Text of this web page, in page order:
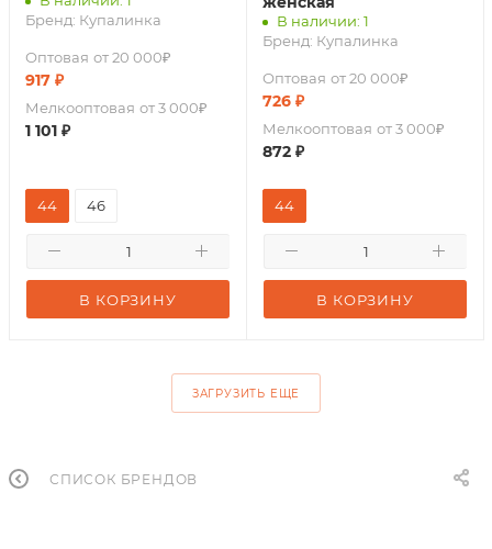
Бренд: Купалинка
Оптовая от 20 000₽
917 ₽
Мелкооптовая от 3 000₽
1 101 ₽
В КОРЗИНУ
44 46
В наличии: 1
Бренд: Купалинка
Оптовая от 20 000₽
726 ₽
Мелкооптовая от 3 000₽
872 ₽
В КОРЗИНУ
44
ЗАГРУЗИТЬ ЕЩЕ
СПИСОК БРЕНДОВ